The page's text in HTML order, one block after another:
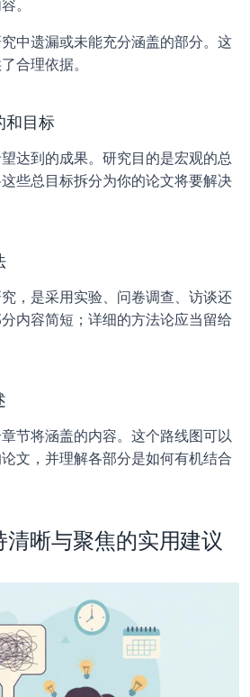
。
中遗漏或未能充分涵盖的部分。这
合理依据。
和目标
达到的成果。研究目的是宏观的总
些总目标拆分为你的论文将要解决
，是采用实验、问卷调查、访谈还
内容简短；详细的方法论应当留给
节将涵盖的内容。这个路线图可以
文，并理解各部分是如何有机结合
晰与聚焦的实用建议